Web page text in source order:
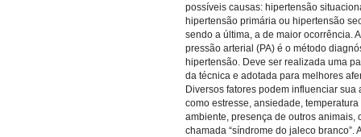
possíveis causas: hipertensão
hipertensão primária ou hipertensão
sendo a última, a de maior ocorrência.
pressão arterial (PA) é o método
hipertensão. Deve ser realizada uma
da técnica e adotada para melhores
Diversos fatores podem influenciar sua
como estresse, ansiedade, temperatura
ambiente, presença de outros animais,
chamada “síndrome do jaleco branco”.